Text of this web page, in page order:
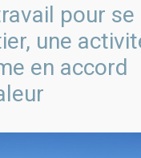
pour se
une
en accord